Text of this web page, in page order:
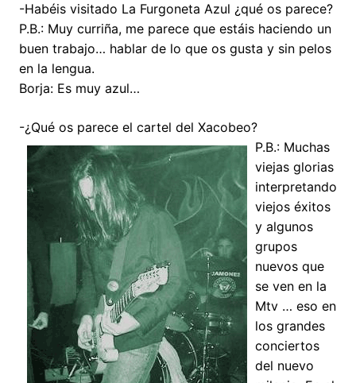
-Habéis visitado La Furgoneta Azul ¿qué os parece?
P.B.: Muy curriña, me parece que estáis haciendo un
buen trabajo… hablar de lo que os gusta y sin pelos
en la lengua.
Borja: Es muy azul…
-¿Qué os parece el cartel del Xacobeo?
P.B.: Muchas
viejas glorias
interpretando
viejos éxitos
y algunos
grupos
nuevos que
se ven en la
Mtv … eso en
los grandes
conciertos
del nuevo